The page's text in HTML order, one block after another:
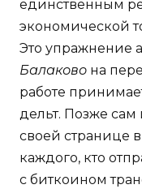
единственным
экономической
Это упражнение
Балаково на
работе
дельт. Позже сам
своей странице
каждого, кто
с биткоином